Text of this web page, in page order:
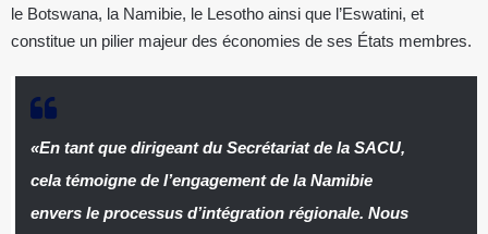
le Botswana, la Namibie, le Lesotho ainsi que l’Eswatini, et
constitue un pilier majeur des économies de ses États membres.
«En tant que dirigeant du Secrétariat de la SACU,
cela témoigne de l’engagement de la Namibie
envers le processus d’intégration régionale. Nous